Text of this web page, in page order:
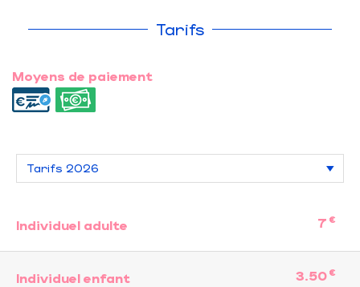
Tarifs
Moyens de paiement
Individuel adulte 7 €
Individuel enfant 3.50 €